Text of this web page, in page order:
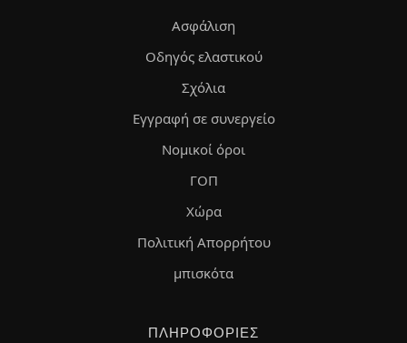
Ασφάλιση
Οδηγός ελαστικού
Σχόλια
Εγγραφή σε συνεργείο
Νομικοί όροι
ΓΟΠ
Χώρα
Πολιτική Απορρήτου
μπισκότα
ΠΛΗΡΟΦΟΡΊΕΣ